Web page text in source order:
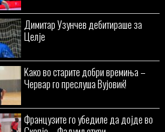
Димитар Узунчев дебитираше за
Целје
Kaко во старите добри времиња –
Червар го преслуша Вујовиќ!
Французите го убедиле да дојде во